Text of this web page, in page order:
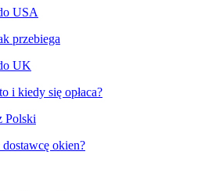
USA
przebiega
UK
i kiedy się opłaca?
Polski
okien?